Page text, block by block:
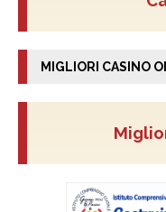
MIGLIORI CASINO